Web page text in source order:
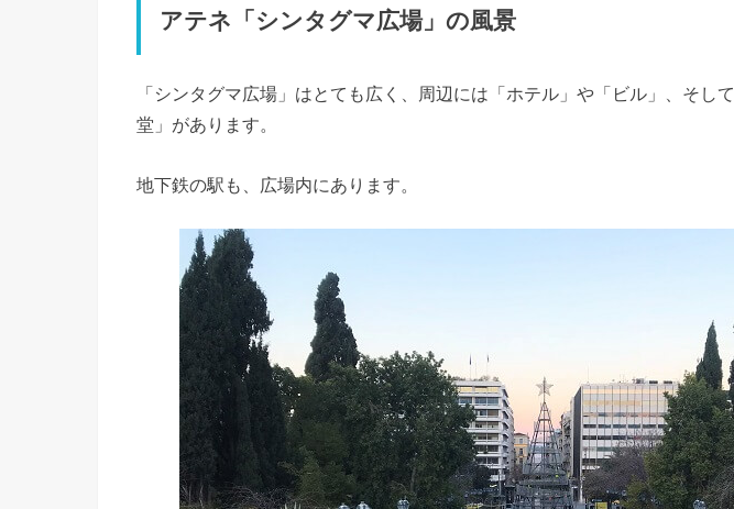
アテネ「シンタグマ広場」の風景
「シンタグマ広場」はとても広く、周辺には「ホテル」や「ビル」、そして
堂」があります。
地下鉄の駅も、広場内にあります。